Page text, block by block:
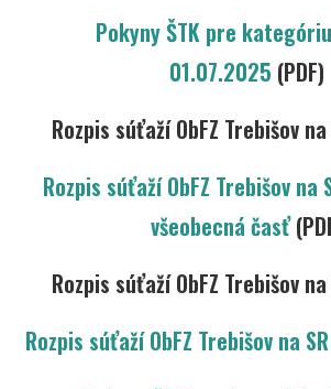
Pokyny ŠTK pre
01.07.2025 (PDF)
Rozpis súťaží ObFZ Trebišov
Rozpis súťaží ObFZ Trebišov
všeobecná časť
Rozpis súťaží ObFZ Trebišov
Rozpis súťaží ObFZ Trebišov na